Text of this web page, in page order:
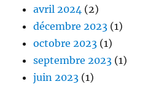
avril 2024 (2)
décembre 2023 (1)
octobre 2023 (1)
septembre 2023 (1)
juin 2023 (1)